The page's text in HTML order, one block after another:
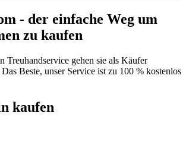
- der einfache Weg um
zu kaufen
Treuhandservice gehen sie als Käufer
Beste, unser Service ist zu 100 % kostenlos
kaufen